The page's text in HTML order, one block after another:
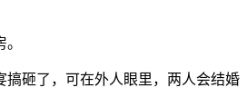
砸了，可在外人眼里，两人会结婚